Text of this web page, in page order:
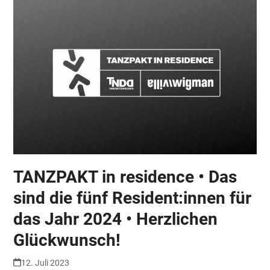
TANZPAKT in residence • Das
sind die fünf Resident:innen für
das Jahr 2024 • Herzlichen
Glückwunsch!
12. Juli 2023